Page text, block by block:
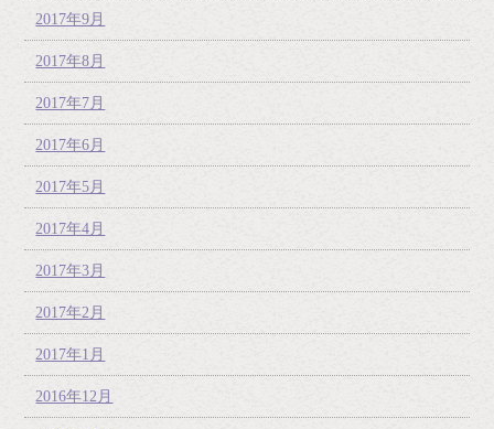
2017年9月
2017年8月
2017年7月
2017年6月
2017年5月
2017年4月
2017年3月
2017年2月
2017年1月
2016年12月